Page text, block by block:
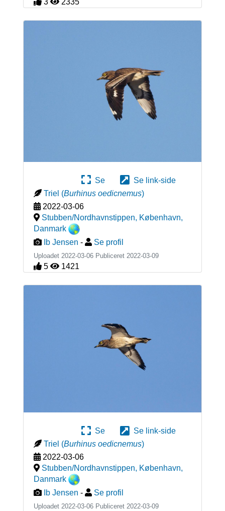
3 2335
Se
Se link-side
Triel (Burhinus oedicnemus)
2022-03-06
Stubben/Nordhavnstippen, København,
Danmark
Ib Jensen - Se profil
Uploadet 2022-03-06 Publiceret 2022-03-09
5 1421
Se
Se link-side
Triel (Burhinus oedicnemus)
2022-03-06
Stubben/Nordhavnstippen, København,
Danmark
Ib Jensen - Se profil
Uploadet 2022-03-06 Publiceret 2022-03-09